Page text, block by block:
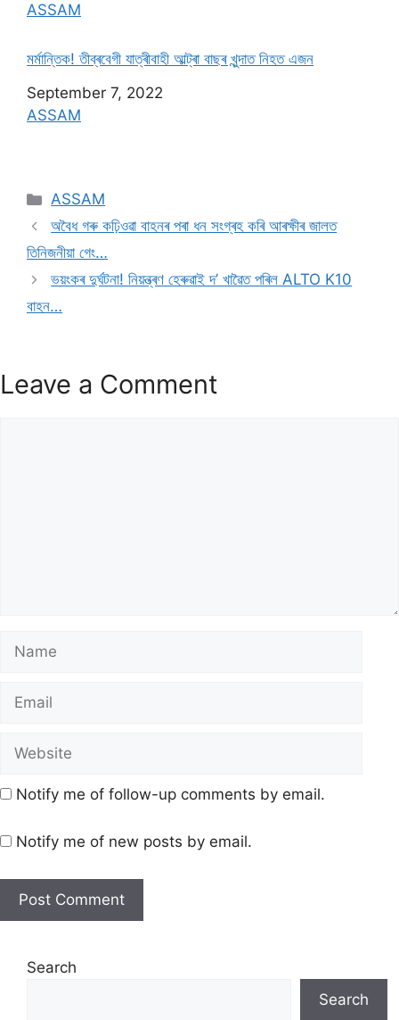
In relation to
ASSAM
মৰ্মান্তিক! তীব্ৰবেগী যাত্ৰীবাহী আল্ট্ৰা বাছৰ খুন্দাত নিহত এজন
Date
September 7, 2022
In relation to
ASSAM
ASSAM
অবৈধ গৰু কঢ়িওৱা বাহনৰ পৰা ধন সংগ্ৰহ কৰি আৰক্ষীৰ জালত
তিনিজনীয়া গেং…
ভয়ংকৰ দুৰ্ঘটনা! নিয়ন্ত্ৰণ হেৰুৱাই দ’ খাৱৈত পৰিল ALTO K10
বাহন…
Leave a Comment
Notify me of follow-up comments by email.
Notify me of new posts by email.
Search
Search